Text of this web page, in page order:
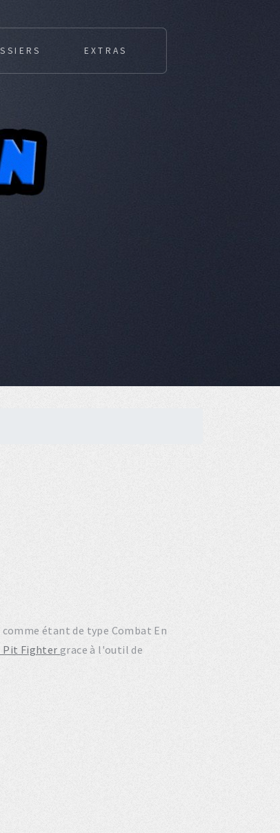
EXTRAS
étant de type Combat En
Pit Fightergrace à l'outil de